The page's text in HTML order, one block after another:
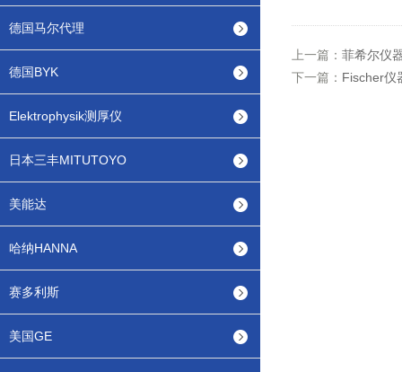
德国马尔代理
德国BYK
Elektrophysik测厚仪
日本三丰MITUTOYO
美能达
哈纳HANNA
赛多利斯
美国GE
上一篇： 菲希尔仪
下一篇： Fischer仪